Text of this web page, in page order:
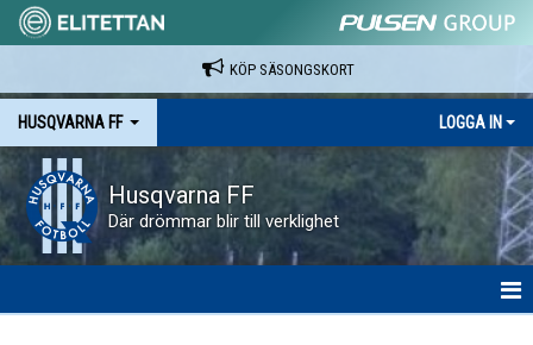
KÖP SÄSONGSKORT
HUSQVARNA FF LOGGA IN
Husqvarna FF
Där drömmar blir till verklighet